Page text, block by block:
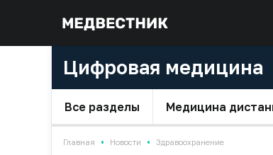
Цифровая медицина
Все разделы Медицина
Главная • Новости • Здравоохранение